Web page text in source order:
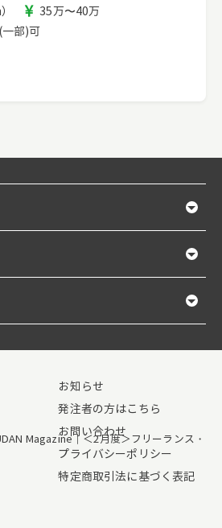
Magazine｜＜2月度＞フリーランス・
報
酬
35万〜40万
部)可
お知らせ
発注者の方はこちら
お問い合わせ
プライバシーポリシー
特定商取引法に基づく表記